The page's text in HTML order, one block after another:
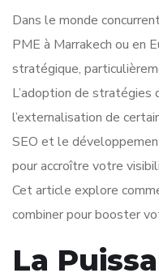
Dans le monde
PME à Marrakech ou en
stratégique,
L’adoption de stratégies
l’externalisation de
SEO et le
pour accroître votre
Cet article explore
combiner pour booster
La